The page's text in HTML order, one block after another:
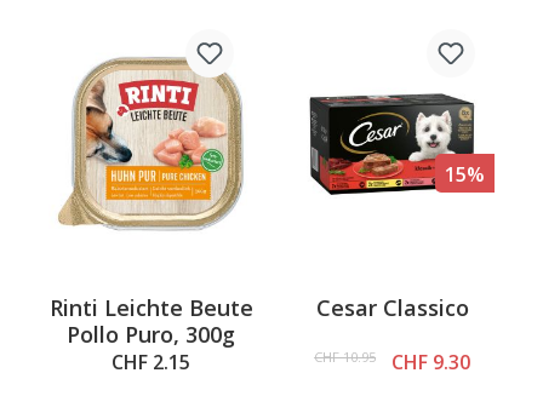
Rinti Leichte Beute
Pollo Puro, 300g
CHF 2.15
15%
Cesar Classico
CHF 10.95 CHF 9.30